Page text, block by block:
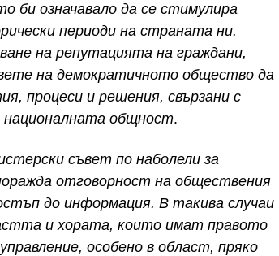
би означавало да се стимулира
периоди на страната ни.
на репутацията на граждани,
на демократичното общество да
процеси и решения, свързани с
общност.
съвет по наболели за
отговорност на обществения
до информация. В такива случаи
и хората, които имат правото
особено в област, пряко